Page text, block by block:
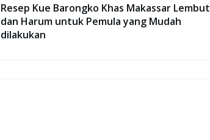
Resep Kue Barongko Khas Makassar Lembut
dan Harum untuk Pemula yang Mudah
dilakukan